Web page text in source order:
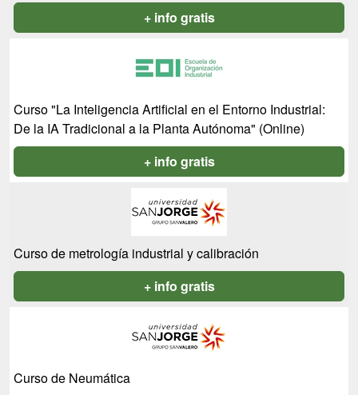
+ info gratis
Curso "La Inteligencia Artificial en el Entorno Industrial:
De la IA Tradicional a la Planta Autónoma" (Online)
+ info gratis
Curso de metrología industrial y calibración
+ info gratis
Curso de Neumática